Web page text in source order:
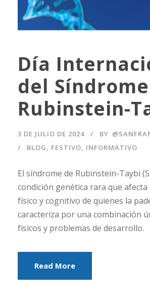
Día
del
Rubinstein-
3 DE JULIO DE 2024 BY
BLOG, FESTIVO, INFORMATIVO
El síndrome de Rubinstein-Taybi
condición genética rara que
físico y cognitivo de quienes la
caracteriza por una combinación
físicos y problemas de desarrollo.
Read More